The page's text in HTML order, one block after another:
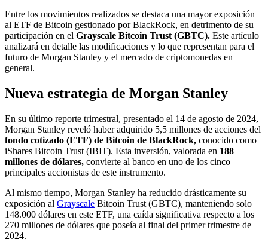
Entre los movimientos realizados se destaca una mayor exposición
al ETF de Bitcoin gestionado por BlackRock, en detrimento de su
participación en el Grayscale Bitcoin Trust (GBTC). Este artículo
analizará en detalle las modificaciones y lo que representan para el
futuro de Morgan Stanley y el mercado de criptomonedas en
general.
Nueva estrategia de Morgan Stanley
En su último reporte trimestral, presentado el 14 de agosto de 2024,
Morgan Stanley reveló haber adquirido 5,5 millones de acciones del
fondo cotizado (ETF) de Bitcoin de BlackRock, conocido como
iShares Bitcoin Trust (IBIT). Esta inversión, valorada en 188
millones de dólares, convierte al banco en uno de los cinco
principales accionistas de este instrumento.
Al mismo tiempo, Morgan Stanley ha reducido drásticamente su
exposición al Grayscale Bitcoin Trust (GBTC), manteniendo solo
148.000 dólares en este ETF, una caída significativa respecto a los
270 millones de dólares que poseía al final del primer trimestre de
2024.